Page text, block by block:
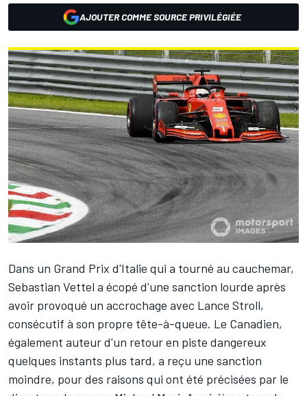
AJOUTER COMME SOURCE PRIVILÉGIÉE
Dans un Grand Prix d'Italie qui a tourné au cauchemar,
Sebastian Vettel a écopé d'une sanction lourde après
avoir provoqué un accrochage avec Lance Stroll,
consécutif à son propre tête-à-queue. Le Canadien,
également auteur d'un retour en piste dangereux
quelques instants plus tard, a reçu une sanction
moindre, pour des raisons qui ont été précisées par le